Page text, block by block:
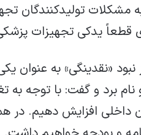
مشکلات تولیدکنندگان
قطعاً یدکی تجهیزات
نبود «نقدینگی» به
نام برد و گفت: با توجه به
داخلی افزایش دهیم.